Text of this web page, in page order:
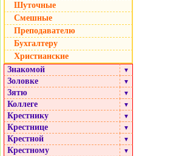
Шуточные
Смешные
Преподавателю
Бухгалтеру
Христианские
Знакомой
▼
Золовке ▼
Зятю ▼
Коллеге ▼
Крестнику ▼
Крестнице ▼
Крестной ▼
Крестному ▼